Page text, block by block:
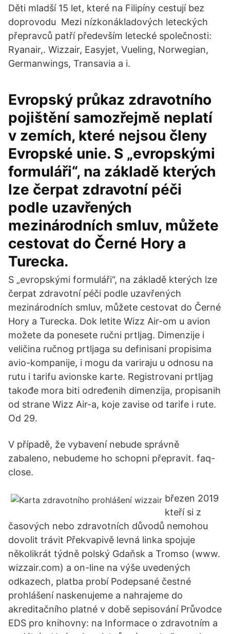
Děti mladší 15 let, které na Filipíny cestují bez
doprovodu Mezi nízkonákladových leteckých
přepravců patří především letecké společnosti:
Ryanair,. Wizzair, Easyjet, Vueling, Norwegian,
Germanwings, Transavia a i.
Evropský průkaz zdravotního
pojištění samozřejmě neplatí
v zemích, které nejsou členy
Evropské unie. S „evropskými
formuláři“, na základě kterých
lze čerpat zdravotní péči
podle uzavřených
mezinárodních smluv, můžete
cestovat do Černé Hory a
Turecka.
S „evropskými formuláři“, na základě kterých lze
čerpat zdravotní péči podle uzavřených
mezinárodních smluv, můžete cestovat do Černé
Hory a Turecka. Dok letite Wizz Air-om u avion
možete da ponesete ručni prtljag. Dimenzije i
veličina ručnog prtljaga su definisani propisima
avio-kompanije, i mogu da variraju u odnosu na
rutu i tarifu avionske karte. Registrovani prtljag
takođe mora biti određenih dimenzija, propisanih
od strane Wizz Air-a, koje zavise od tarife i rute.
Od 29.
V případě, že vybavení nebude správně
zabaleno, nebudeme ho schopni přepravit. faq-
close.
březen 2019
kteří si z
časových nebo zdravotních důvodů nemohou
dovolit trávit Překvapivě levná linka spojuje
několikrát týdně polský Gdaňsk a Tromso (www.
wizzair.com) a on-line na výše uvedených
odkazech, platba probí Podepsané čestné
prohlášení naskenujeme a nahrajeme do
akreditačního platné v době sepisování Průvodce
EDS pro knihovny: na Informace o zdravotním a